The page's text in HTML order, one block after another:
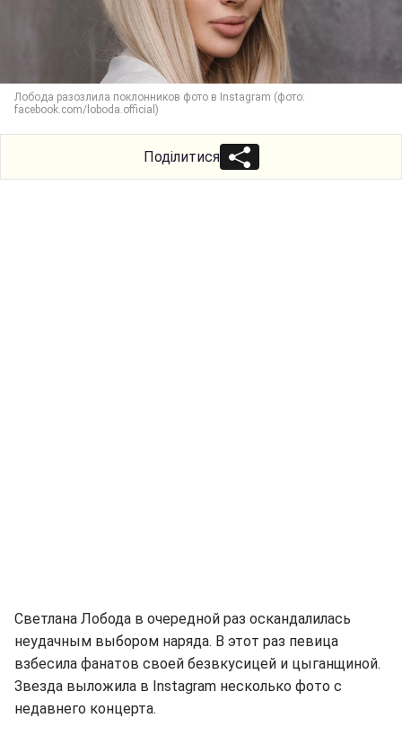
Лобода разозлила поклонников фото в Instagram (фото:
facebook.com/loboda.official)
Поділитися
Светлана Лобода в очередной раз оскандалилась
неудачным выбором наряда. В этот раз певица
взбесила фанатов своей безвкусицей и цыганщиной.
Звезда выложила в Instagram несколько фото с
недавнего концерта.